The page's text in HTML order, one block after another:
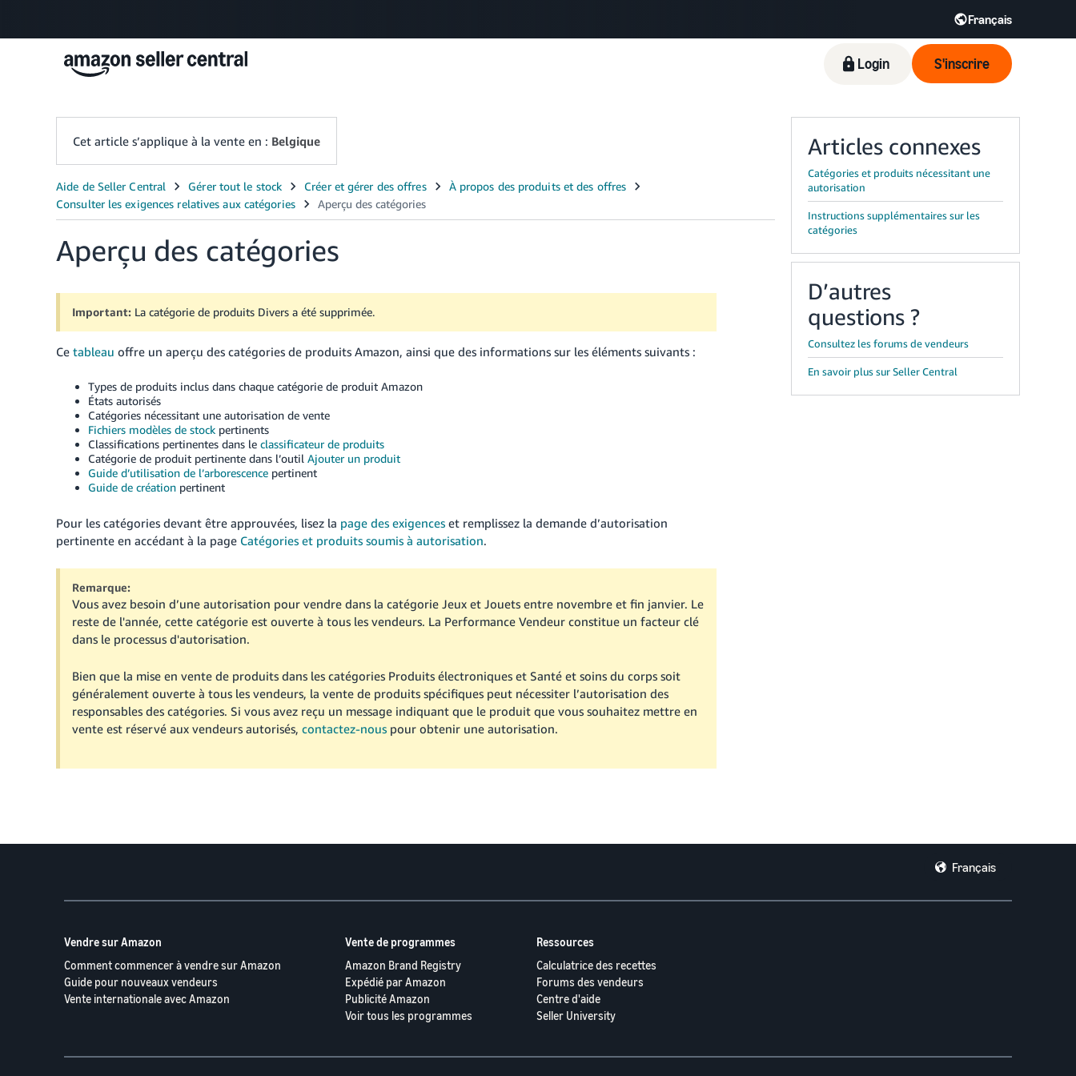
Français
Select your preferred language
Login S'inscrire
Cet article s’applique à la vente en : Belgique
Aperçu des catégories
Important: La catégorie de produits Divers a été supprimée.
Ce tableau offre un aperçu des catégories de produits Amazon, ainsi que des informations sur les éléments suivants :
Types de produits inclus dans chaque catégorie de produit Amazon
États autorisés
Catégories nécessitant une autorisation de vente
Fichiers modèles de stock pertinents
Classifications pertinentes dans le classificateur de produits
Catégorie de produit pertinente dans l’outil Ajouter un produit
Guide d’utilisation de l’arborescence pertinent
Guide de création pertinent
Pour les catégories devant être approuvées, lisez la page des exigences et remplissez la demande d’autorisation
pertinente en accédant à la page Catégories et produits soumis à autorisation.
Remarque:
Vous avez besoin d’une autorisation pour vendre dans la catégorie Jeux et Jouets entre novembre et fin janvier. Le
reste de l'année, cette catégorie est ouverte à tous les vendeurs. La Performance Vendeur constitue un facteur clé
dans le processus d'autorisation.
Bien que la mise en vente de produits dans les catégories Produits électroniques et Santé et soins du corps soit
généralement ouverte à tous les vendeurs, la vente de produits spécifiques peut nécessiter l’autorisation des
responsables des catégories. Si vous avez reçu un message indiquant que le produit que vous souhaitez mettre en
vente est réservé aux vendeurs autorisés, contactez-nous pour obtenir une autorisation.
Articles connexes
Catégories et produits nécessitant une
autorisation
Instructions supplémentaires sur les
catégories
D’autres
questions ?
Consultez les forums de vendeurs
En savoir plus sur Seller Central
Français
Vendre sur Amazon
Comment commencer à vendre sur Amazon
Guide pour nouveaux vendeurs
Vente internationale avec Amazon
Vente de programmes
Amazon Brand Registry
Expédié par Amazon
Publicité Amazon
Voir tous les programmes
Ressources
Calculatrice des recettes
Forums des vendeurs
Centre d'aide
Seller University